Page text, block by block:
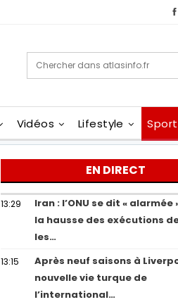
Vidéos Lifestyle Sport
EN DIRECT
13:29
Iran : l’ONU se dit « alarmée
la hausse des exécutions
les…
13:15
Après neuf saisons à
nouvelle vie turque de
l’international…